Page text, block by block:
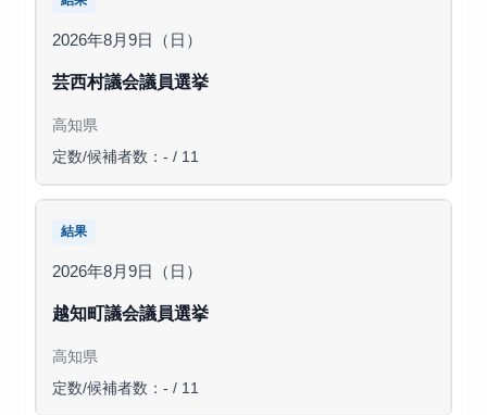
2026年8月9日（日）
芸西村議会議員選挙
高知県
定数/候補者数：- / 11
結果
2026年8月9日（日）
越知町議会議員選挙
高知県
定数/候補者数：- / 11